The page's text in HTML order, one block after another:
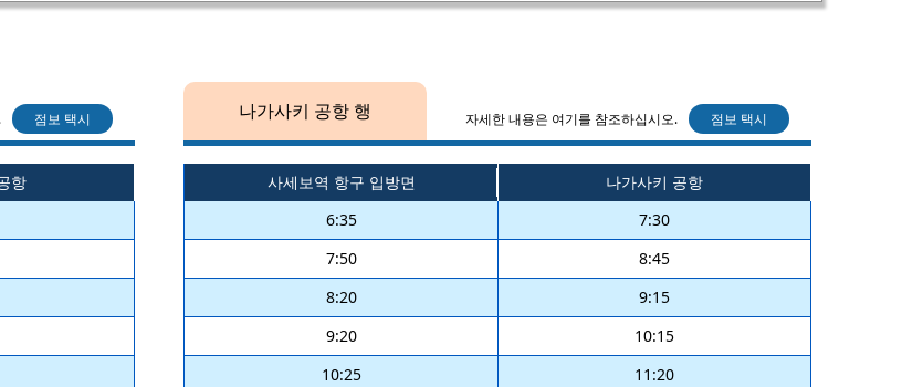
점보 택시
항
나가사키 공항 행 자세한 내용은 여기를 참조하십시오. 점보 택시
사세보역 항구 입방면
나가사키 공항
6:35
7:30
7:50
8:45
8:20
9:15
9:20
10:15
10:25
11:20